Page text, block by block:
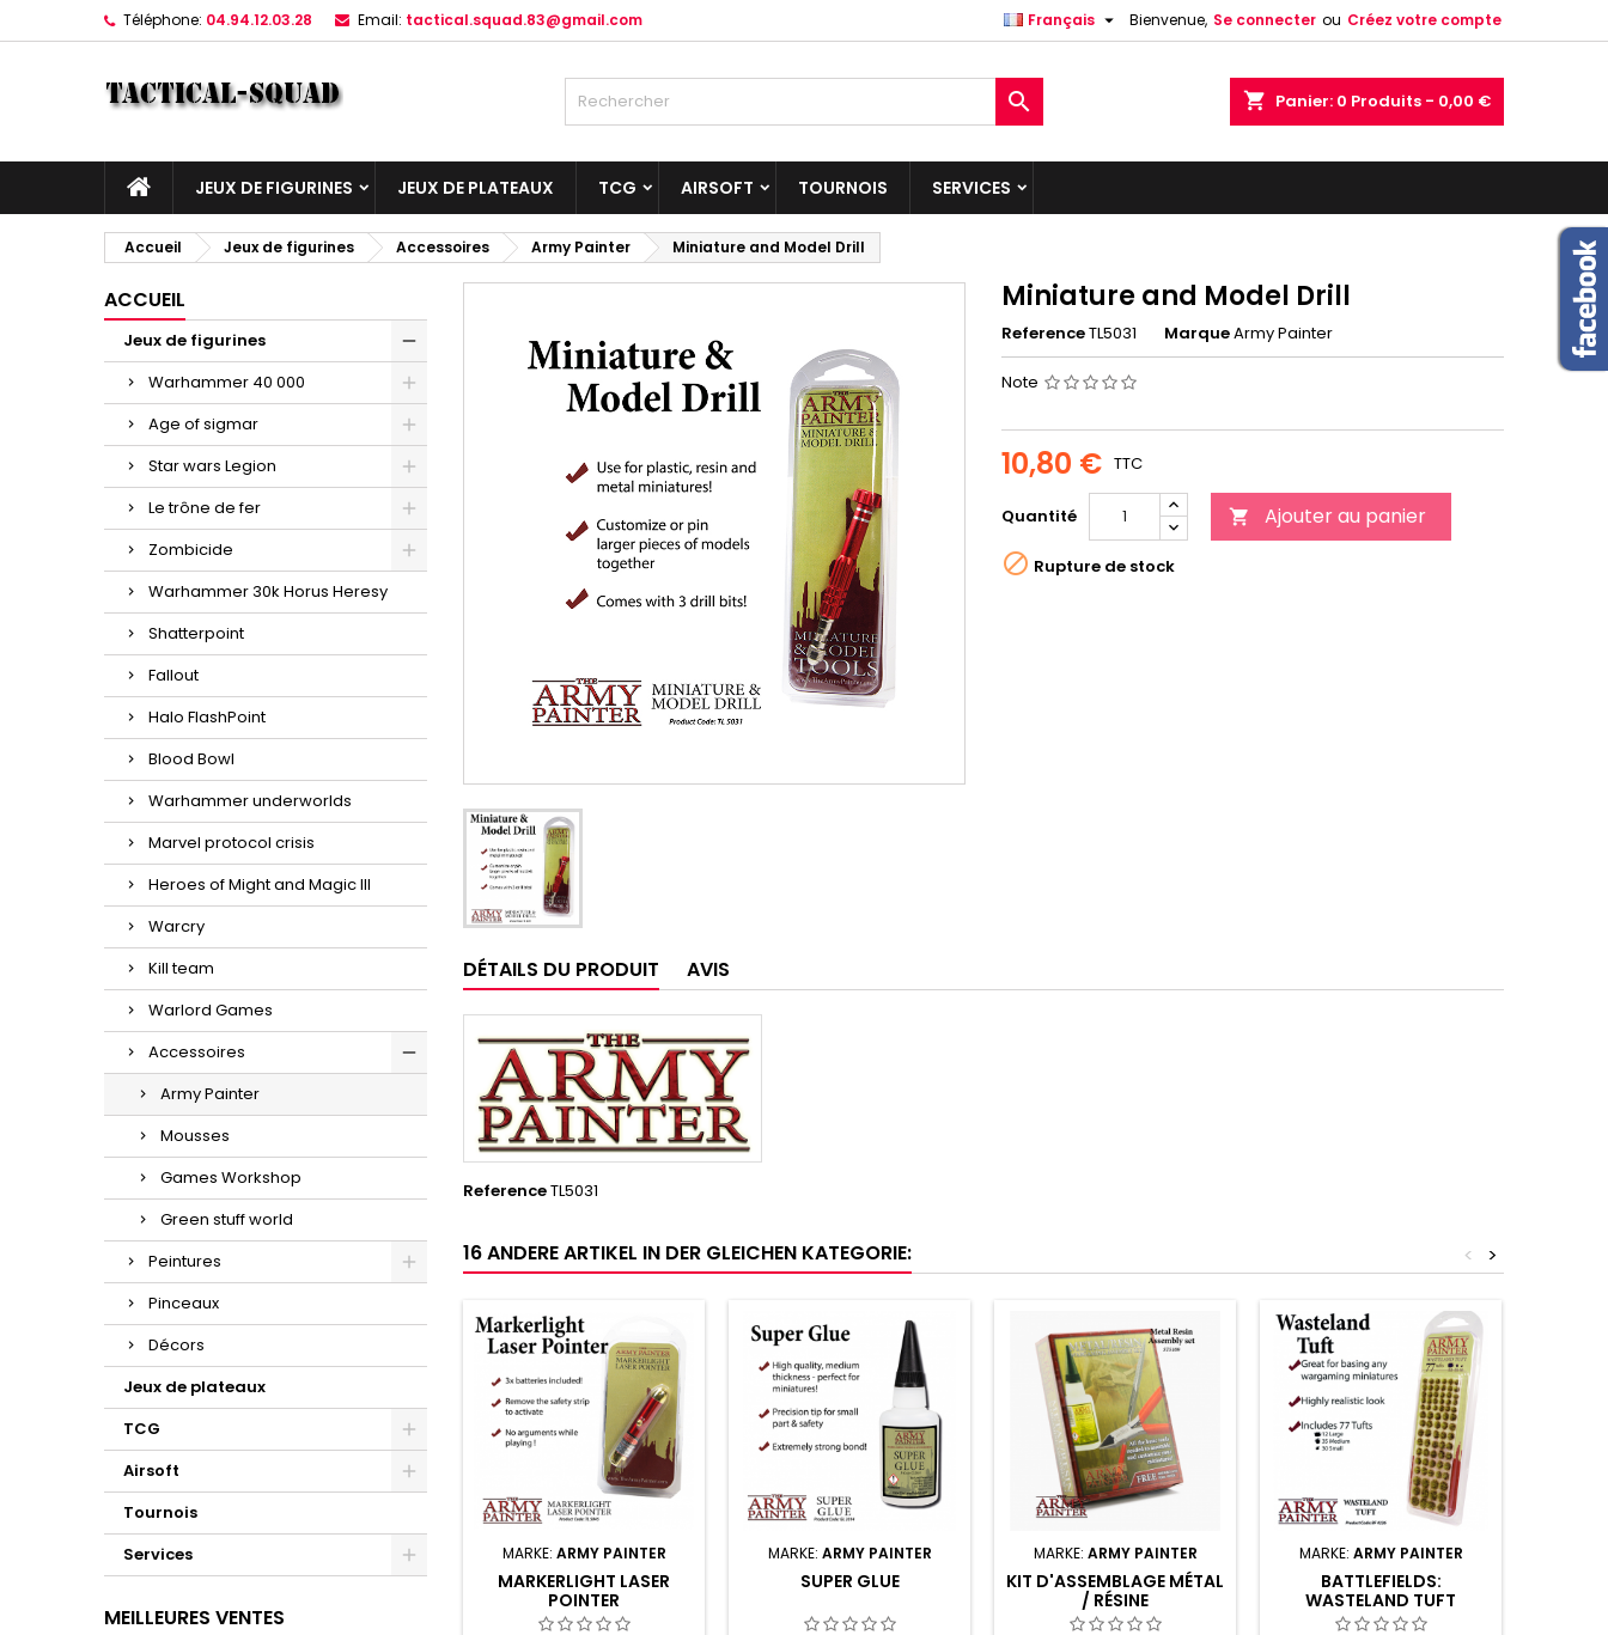
Téléphone: 04.94.12.03.28 Email: tactical.squad.83@gmail.com Bienvenue, Se connecter ou Créez votre compte
Français 
shopping_cart Panier: 0 Produits - 0,00 €

JEUX DE FIGURINES JEUX DE PLATEAUX TCG AIRSOFT TOURNOIS SERVICES
Accueil Jeux de figurines Accessoires Army Painter Miniature and Model Drill
ACCUEIL
Jeux de figurines
Warhammer 40 000
Age of sigmar
Star wars Legion
Le trône de fer
Zombicide
Warhammer 30k Horus Heresy
Shatterpoint
Fallout
Halo FlashPoint
Blood Bowl
Warhammer underworlds
Marvel protocol crisis
Heroes of Might and Magic III
Warcry
Kill team
Warlord Games
Accessoires
Army Painter
Mousses
Games Workshop
Green stuff world
Peintures
Pinceaux
Décors
Jeux de plateaux
TCG
Airsoft
Tournois
Services
MEILLEURES VENTES
Miniature and Model Drill
ReferenceTL5031 MarqueArmy Painter
Note
10,80 € TTC
Quantité  Ajouter au panier
 Rupture de stock
DÉTAILS DU PRODUIT AVIS
ReferenceTL5031
16 ANDERE ARTIKEL IN DER GLEICHEN KATEGORIE: >
<
MARKE: ARMY PAINTER
MARKERLIGHT LASER
POINTER
MARKE: ARMY PAINTER
SUPER GLUE
MARKE: ARMY PAINTER
KIT D'ASSEMBLAGE MÉTAL
/ RÉSINE
MARKE: ARMY PAINTER
BATTLEFIELDS:
WASTELAND TUFT